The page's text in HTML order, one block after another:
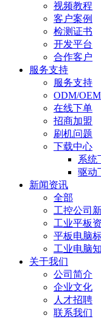
视频教程
客户案例
检测证书
开发平台
合作客户
服务支持
服务支持
ODM/
在线下单
招商加盟
刷机问题
下载中心
系统
驱动
新闻资讯
全部
工控公司
工业平板
平板电脑
工业电脑
关于我们
公司简介
企业文化
人才招聘
联系我们